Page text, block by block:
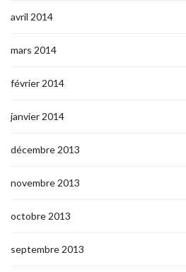
avril 2014
mars 2014
février 2014
janvier 2014
décembre 2013
novembre 2013
octobre 2013
septembre 2013